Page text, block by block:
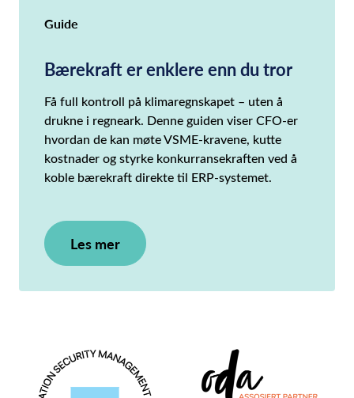
Guide
Bærekraft er enklere enn du tror
Få full kontroll på klimaregnskapet – uten å
drukne i regneark. Denne guiden viser CFO-er
hvordan de kan møte VSME-kravene, kutte
kostnader og styrke konkurransekraften ved å
koble bærekraft direkte til ERP-systemet.
Les mer